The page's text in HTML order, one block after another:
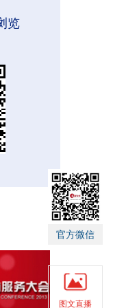
览
官方微信
图文直播